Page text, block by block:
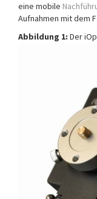
eine mobile
Aufnahmen mit dem
Abbildung 1: Der